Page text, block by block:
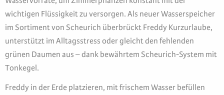
wichtigen Flüssigkeit zu versorgen. Als neuer Wasserspeicher
im Sortiment von Scheurich überbrückt Freddy Kurzurlaube,
unterstützt im Alltagsstress oder gleicht den fehlenden
grünen Daumen aus – dank bewährtem Scheurich-System mit
Tonkegel.
Freddy in der Erde platzieren, mit frischem Wasser befüllen